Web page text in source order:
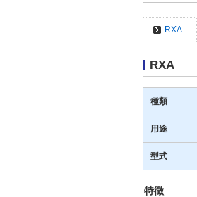
RXA
RXA
種類
用途
型式
特徴